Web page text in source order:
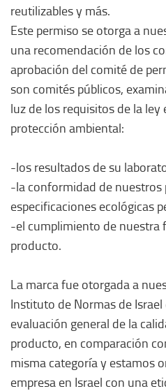
reutilizables y más.
Este permiso se otorga a
una recomendación de los
aprobación del comité de
son comités públicos,
luz de los requisitos de la ley
protección ambiental:
-los resultados de su
-la conformidad de nuestros
especificaciones ecológicas
-el cumplimiento de nuestra
producto.
La marca fue otorgada a
Instituto de Normas de Israel
evaluación general de la
producto, en comparación
misma categoría y estamos
empresa en Israel con una